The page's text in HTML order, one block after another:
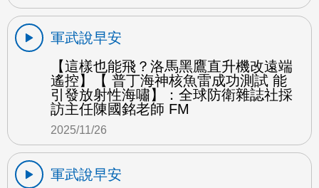
軍武說早安
【這樣也能飛？洛馬黑鷹直升機改遠端
遙控】【 普丁海神核魚雷成功測試 能
引發放射性海嘯】：全球防衛雜誌社採
訪主任陳國銘老師 FM
2025/11/26
軍武說早安